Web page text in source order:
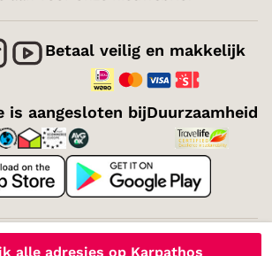
alle adresjes op Karpathos
Betaal veilig en makkelijk
is aangesloten bijDuurzaamheid